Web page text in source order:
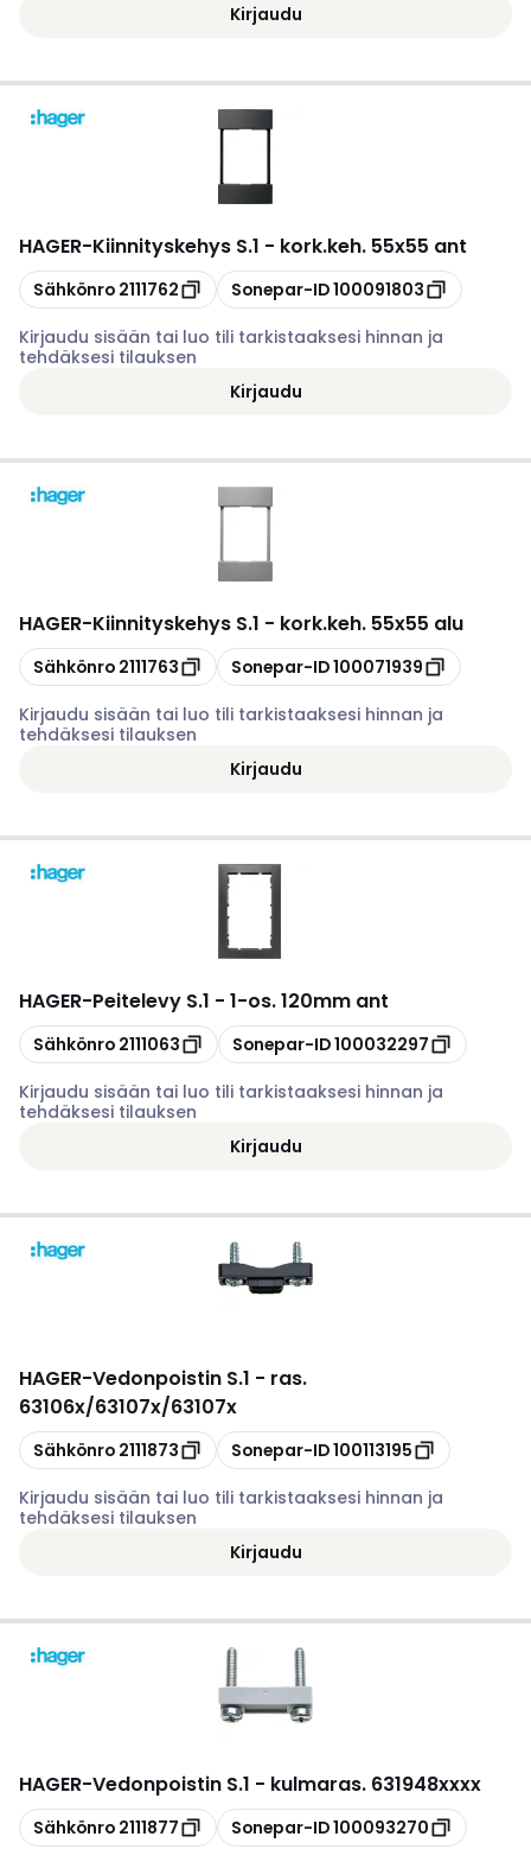
Kirjaudu
HAGER-Kiinnityskehys S.1 - kork.keh. 55x55 ant
Kopioi
Sähkönro 2111762 Kopioi
Sonepar-ID100091803
Kirjaudu sisään tai luo tili tarkistaaksesi hinnan ja
tehdäksesi tilauksen
Kirjaudu
HAGER-Kiinnityskehys S.1 - kork.keh. 55x55 alu
Kopioi
Sähkönro 2111763 Kopioi
Sonepar-ID100071939
Kirjaudu sisään tai luo tili tarkistaaksesi hinnan ja
tehdäksesi tilauksen
Kirjaudu
HAGER-Peitelevy S.1 - 1-os. 120mm ant
Kopioi
Sähkönro 2111063 Kopioi
Sonepar-ID100032297
Kirjaudu sisään tai luo tili tarkistaaksesi hinnan ja
tehdäksesi tilauksen
Kirjaudu
HAGER-Vedonpoistin S.1 - ras.
63106x/63107x/63107x
Kopioi
Sähkönro 2111873 Kopioi
Sonepar-ID100113195
Kirjaudu sisään tai luo tili tarkistaaksesi hinnan ja
tehdäksesi tilauksen
Kirjaudu
HAGER-Vedonpoistin S.1 - kulmaras. 631948xxxx
Kopioi
Sähkönro 2111877 Kopioi
Sonepar-ID100093270